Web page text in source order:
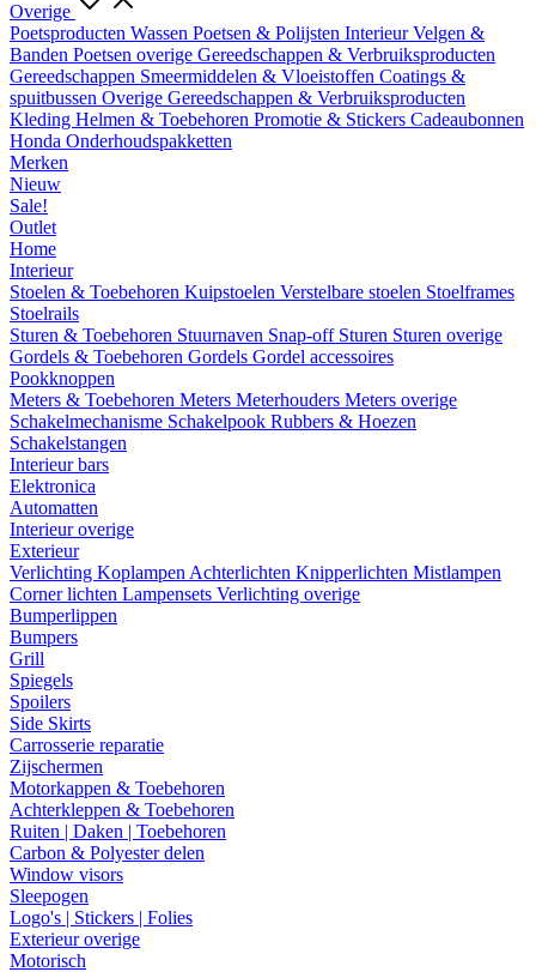
Overige
Poetsproducten Wassen Poetsen & Polijsten InterieurVelgen &
Banden Poetsen overige Gereedschappen & Verbruiksproducten
Gereedschappen Smeermiddelen & Vloeistoffen Coatings &
spuitbussen Overige Gereedschappen & Verbruiksproducten
Kleding Helmen & Toebehoren Promotie & Stickers Cadeaubonnen
Honda Onderhoudspakketten
Merken
Nieuw
Sale!
Outlet
Home
Interieur
Stoelen & Toebehoren Kuipstoelen Verstelbare stoelen Stoelframes
Stoelrails
Sturen & Toebehoren Stuurnaven Snap-off Sturen Sturen overige
Gordels & Toebehoren Gordels Gordel accessoires
Pookknoppen
Meters & Toebehoren Meters Meterhouders Meters overige
Schakelmechanisme Schakelpook Rubbers & Hoezen
Schakelstangen
Interieur bars
Elektronica
Automatten
Interieur overige
Exterieur
Verlichting Koplampen Achterlichten Knipperlichten Mistlampen
Corner lichten Lampensets Verlichting overige
Bumperlippen
Bumpers
Grill
Spiegels
Spoilers
Side Skirts
Carrosserie reparatie
Zijschermen
Motorkappen & Toebehoren
Achterkleppen & Toebehoren
Ruiten | Daken | Toebehoren
Carbon & Polyester delen
Window visors
Sleepogen
Logo's | Stickers | Folies
Exterieur overige
Motorisch